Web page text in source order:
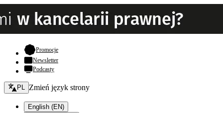
Promocje- otwiera się w nowej karcie
Newsletter
Podcasty
Zmień język - bieżący:
PL Zmień język strony
English (EN)